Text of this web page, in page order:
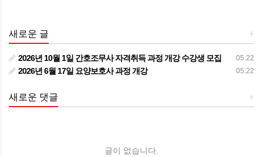
+
새로운 글
05.22
2026년 10월 1일 간호조무사 자격취득 과정 개강 수강생 모집
05.22
2026년 6월 17일 요양보호사 과정 개강
+
새로운 댓글
글이 없습니다.